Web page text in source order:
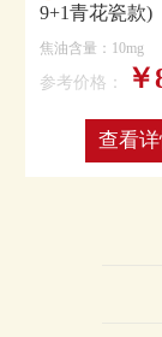
9+1青花瓷款)
焦油含量：10mg
参考价格： ￥
查看